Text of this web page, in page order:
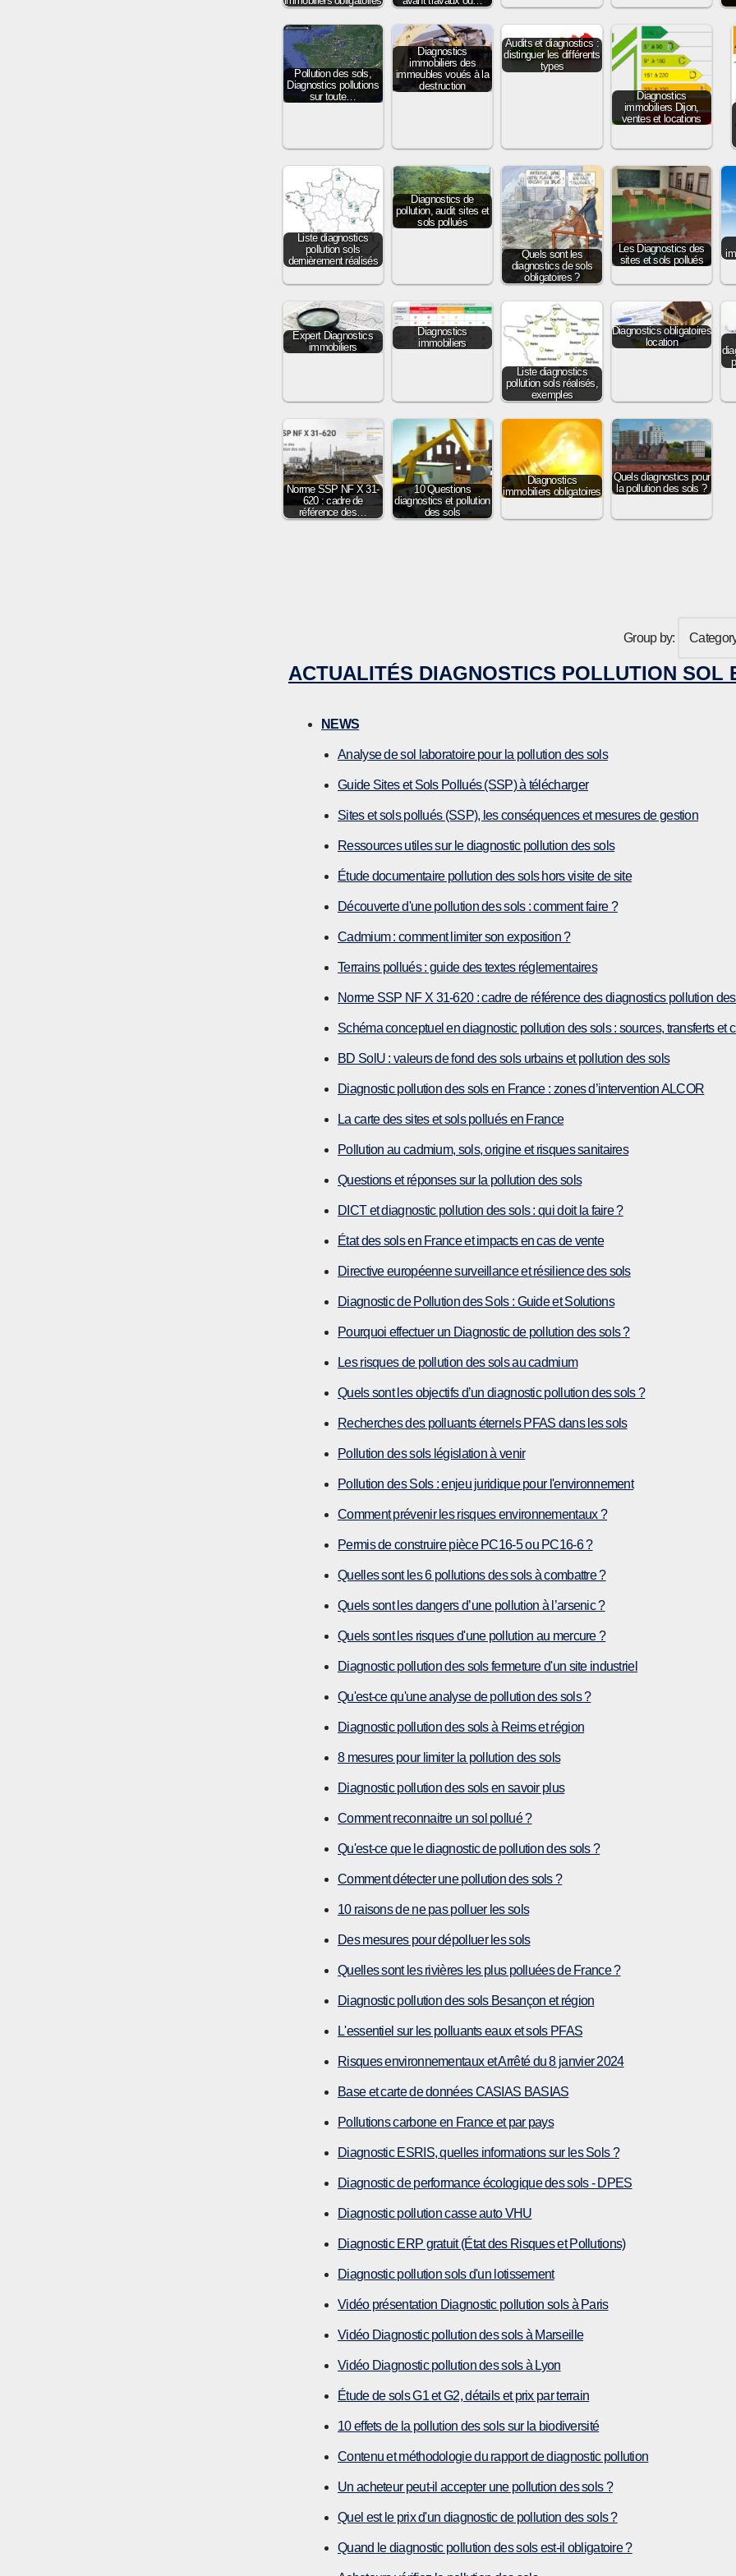
Pollution des sols,
Diagnostics pollutions
sur toute…
Diagnostics
immobiliers des
immeubles voués à la
destruction
Audits et diagnostics :
distinguer les différents
types
Diagnostics
immobiliers Dijon,
ventes et locations
Liste diagnostics
pollution sols
dernièrement réalisés
Diagnostics de
pollution, audit sites et
sols pollués
Quels sont les
diagnostics de sols
obligatoires ?
Les Diagnostics des
sites et sols pollués
Expert Diagnostics
immobiliers
Diagnostics
immobiliers
Liste diagnostics
pollution sols réalisés,
exemples
Diagnostics obligatoires
location
Norme SSP NF X 31-
620 : cadre de
référence des…
10 Questions
diagnostics et pollution
des sols
Diagnostics
immobiliers obligatoires
Quels diagnostics pour
la pollution des sols ?
Group by:
ACTUALITÉS DIAGNOSTICS POLLUTION SOL
NEWS
Analyse de sol laboratoire pour la pollution des sols
Guide Sites et Sols Pollués (SSP) à télécharger
Sites et sols pollués (SSP), les conséquences et mesures de gestion
Ressources utiles sur le diagnostic pollution des sols
Étude documentaire pollution des sols hors visite de site
Découverte d'une pollution des sols : comment faire ?
Cadmium : comment limiter son exposition ?
Terrains pollués : guide des textes réglementaires
Norme SSP NF X 31-620 : cadre de référence des diagnostics pollution
Schéma conceptuel en diagnostic pollution des sols : sources, transferts et
BD SolU : valeurs de fond des sols urbains et pollution des sols
Diagnostic pollution des sols en France : zones d’intervention ALCOR
La carte des sites et sols pollués en France
Pollution au cadmium, sols, origine et risques sanitaires
Questions et réponses sur la pollution des sols
DICT et diagnostic pollution des sols : qui doit la faire ?
État des sols en France et impacts en cas de vente
Directive européenne surveillance et résilience des sols
Diagnostic de Pollution des Sols : Guide et Solutions
Pourquoi effectuer un Diagnostic de pollution des sols ?
Les risques de pollution des sols au cadmium
Quels sont les objectifs d’un diagnostic pollution des sols ?
Recherches des polluants éternels PFAS dans les sols
Pollution des sols législation à venir
Pollution des Sols : enjeu juridique pour l'environnement
Comment prévenir les risques environnementaux ?
Permis de construire pièce PC16-5 ou PC16-6 ?
Quelles sont les 6 pollutions des sols à combattre ?
Quels sont les dangers d’une pollution à l’arsenic ?
Quels sont les risques d'une pollution au mercure ?
Diagnostic pollution des sols fermeture d'un site industriel
Qu'est-ce qu'une analyse de pollution des sols ?
Diagnostic pollution des sols à Reims et région
8 mesures pour limiter la pollution des sols
Diagnostic pollution des sols en savoir plus
Comment reconnaitre un sol pollué ?
Qu'est-ce que le diagnostic de pollution des sols ?
Comment détecter une pollution des sols ?
10 raisons de ne pas polluer les sols
Des mesures pour dépolluer les sols
Quelles sont les rivières les plus polluées de France ?
Diagnostic pollution des sols Besançon et région
L'essentiel sur les polluants eaux et sols PFAS
Risques environnementaux et Arrêté du 8 janvier 2024
Base et carte de données CASIAS BASIAS
Pollutions carbone en France et par pays
Diagnostic ESRIS, quelles informations sur les Sols ?
Diagnostic de performance écologique des sols - DPES
Diagnostic pollution casse auto VHU
Diagnostic ERP gratuit (État des Risques et Pollutions)
Diagnostic pollution sols d'un lotissement
Vidéo présentation Diagnostic pollution sols à Paris
Vidéo Diagnostic pollution des sols à Marseille
Vidéo Diagnostic pollution des sols à Lyon
Étude de sols G1 et G2, détails et prix par terrain
10 effets de la pollution des sols sur la biodiversité
Contenu et méthodologie du rapport de diagnostic pollution
Un acheteur peut-il accepter une pollution des sols ?
Quel est le prix d'un diagnostic de pollution des sols ?
Quand le diagnostic pollution des sols est-il obligatoire ?